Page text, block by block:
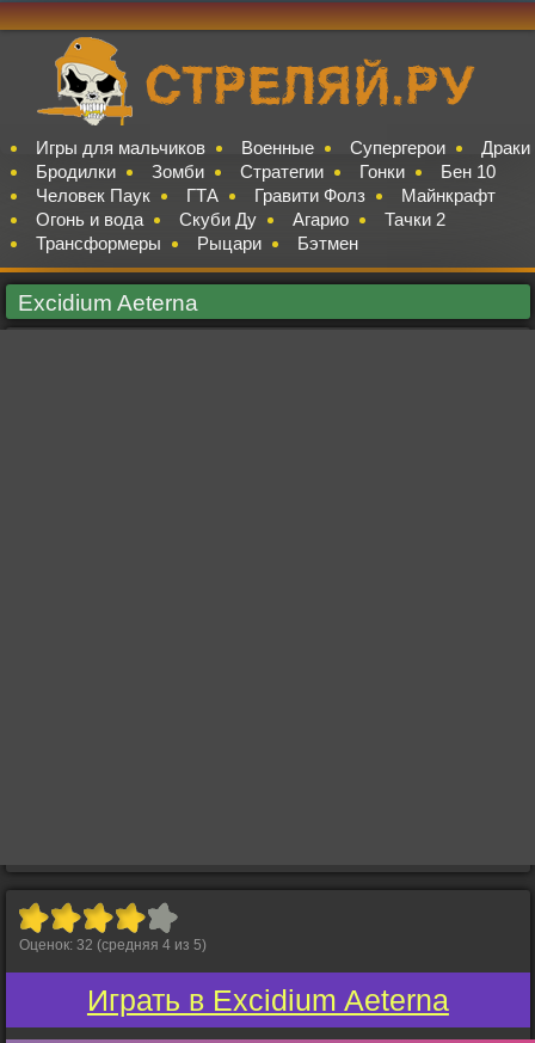
Игры для мальчиков Военные Супергерои
Драки
Бродилки
Зомби Стратегии Гонки
Бен 10
Человек Паук
ГТА Гравити Фолз
Майнкрафт
Огонь и вода
Скуби Ду Агарио
Тачки 2
Трансформеры
Рыцари Бэтмен
Excidium Aeterna
Оценок: 32 (средняя 4 из 5)
Играть в Excidium Aeterna